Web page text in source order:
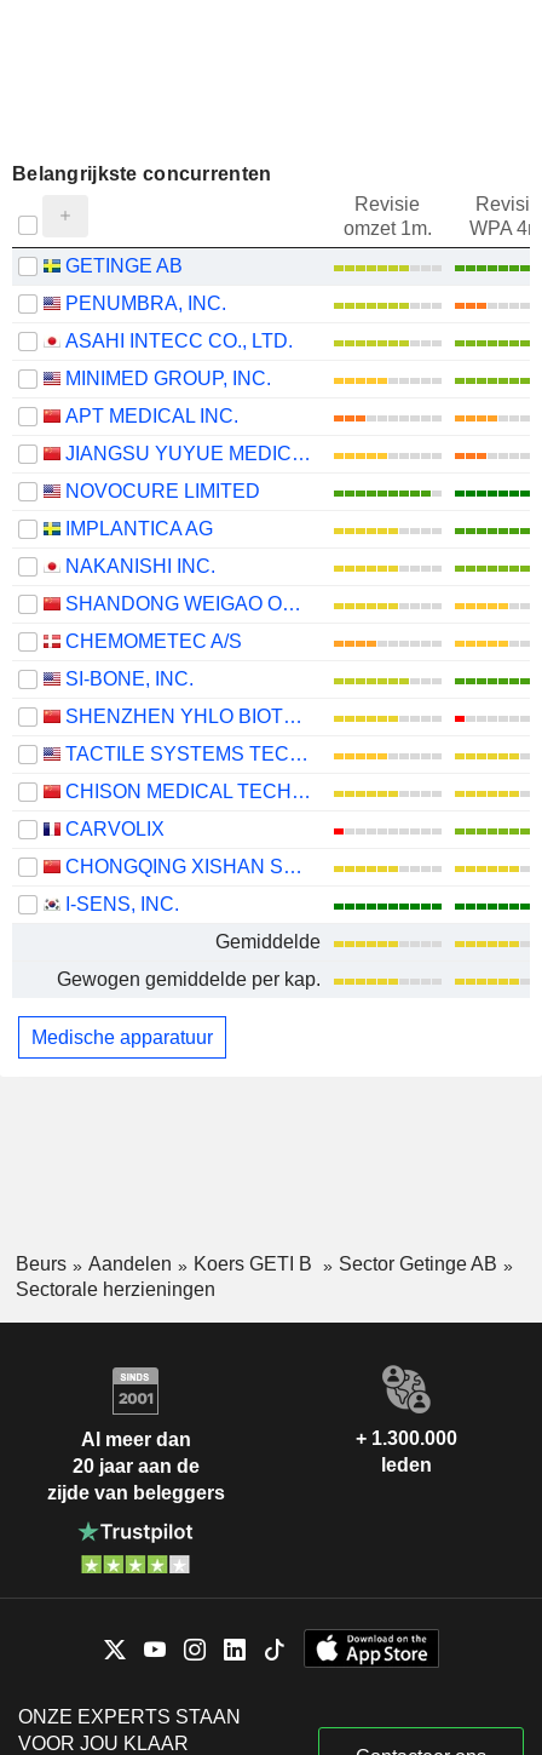
Belangrijkste concurrenten
Revisie
omzet 1m.
Revisie
WPA
GETINGE AB
PENUMBRA, INC.
ASAHI INTECC CO., LTD.
MINIMED GROUP, INC.
APT MEDICAL INC.
JIANGSU YUYUE MEDICAL EQUIPMENT & SUPPLY CO., LTD.
NOVOCURE LIMITED
IMPLANTICA AG
NAKANISHI INC.
SHANDONG WEIGAO ORTHOPAEDIC DEVICE CO., LTD
CHEMOMETEC A/S
SI-BONE, INC.
SHENZHEN YHLO BIOTECH CO., LTD.
TACTILE SYSTEMS TECHNOLOGY, INC.
CHISON MEDICAL TECHNOLOGIES CO., LTD.
CARVOLIX
CHONGQING XISHAN SCIENCE & TECHNOLOGY CO., LTD.
I-SENS, INC.
Gemiddelde
Gewogen gemiddelde per kap.
Medische apparatuur
Beurs Aandelen Koers GETI B
Sector Getinge AB
Sectorale herzieningen
Al meer dan
20 jaar aan de
zijde van beleggers
+ 1.300.000
leden
ONZE EXPERTS STAAN
VOOR JOU KLAAR